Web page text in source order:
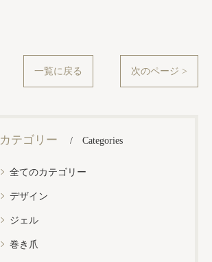
一覧に戻る 次のページ >
カテゴリー Categories
全てのカテゴリー
デザイン
ジェル
巻き爪